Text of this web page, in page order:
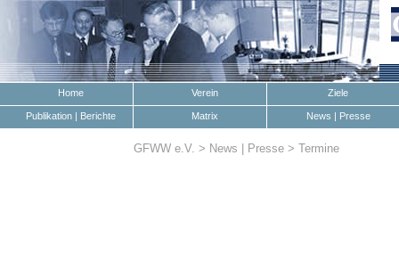
Home Verein Ziele
Publikation | Berichte Matrix News | Presse
GFWW e.V. > News | Presse > Termine